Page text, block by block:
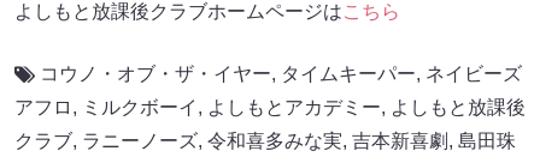
よしもと放課後クラブホームページはこちら
コウノ・オブ・ザ・イヤー, タイムキーパー, ネイビーズ
アフロ , ミルクボーイ , よしもとアカデミー, よしもと放課後
クラブ, ラニーノーズ, 令和喜多みな実, 吉本新喜劇 , 島田珠